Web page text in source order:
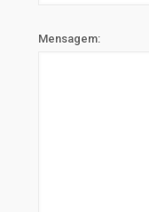
Mensagem: